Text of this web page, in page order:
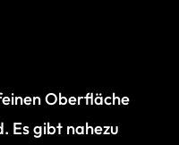
Oberfläche
Es gibt nahezu